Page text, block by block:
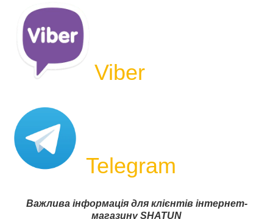
Viber
Telegram
Важлива інформація для клієнтів інтернет-
магазину SHATUN